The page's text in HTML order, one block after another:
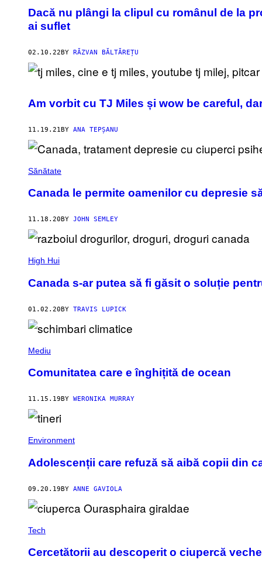
Dacă nu plângi la clipul cu românul de la
ai suflet
02.10.22 BY RĂZVAN BĂLTĂREȚU
Am vorbit cu TJ Miles și wow be careful,
11.19.21BY ANA TEPȘANU
Sănătate
Canada le permite oamenilor cu depresie
11.18.20 BY JOHN SEMLEY
High Hui
Canada s-ar putea să fi găsit o soluție
01.02.20BY TRAVIS LUPICK
Mediu
Comunitatea care e înghițită de ocean
11.15.19 BY WERONIKA MURRAY
Environment
Adolescenții care refuză să aibă copii din
09.20.19BY ANNE GAVIOLA
Tech
Cercetătorii au descoperit o ciupercă